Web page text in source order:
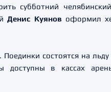
субботний
Денис Куянов оформил
состоятся на
доступны в кассах